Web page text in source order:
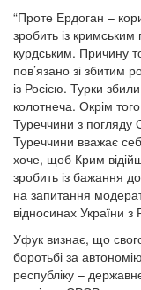
“Проте Ердоган –
зробить із
курдським. Причину
пов’язано зі збитим
із Росією. Турки
колотнеча. Окрім
Туреччини з погляду
Туреччини вважає
хоче, щоб Крим
зробить із бажання
на запитання
відносинах України з
Уфук визнає, що
боротьбі за
республіку –